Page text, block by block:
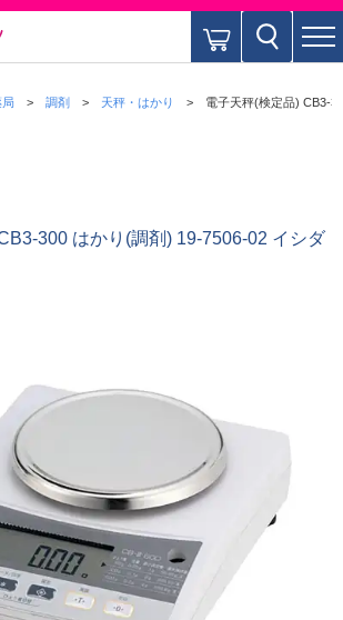
調剤 天秤・はかり 電子天秤(検定品) CB3-
300 はかり(調剤) 19-7506-02 イシダ